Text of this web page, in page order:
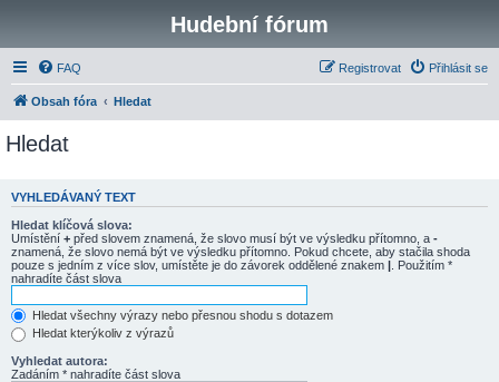
Hudební fórum
FAQ Přihlásit se
Registrovat
Obsah fóra Hledat
Hledat
VYHLEDÁVANÝ TEXT
Hledat klíčová slova:
Umístění + před slovem znamená, že slovo musí být ve výsledku přítomno, a -
znamená, že slovo nemá být ve výsledku přítomno. Pokud chcete, aby stačila shoda
pouze s jedním z více slov, umístěte je do závorek oddělené znakem | . Použitím *
nahradíte část slova
Hledat všechny výrazy nebo přesnou shodu s dotazem
Hledat kterýkoliv z výrazů
Vyhledat autora:
Zadáním * nahradíte část slova